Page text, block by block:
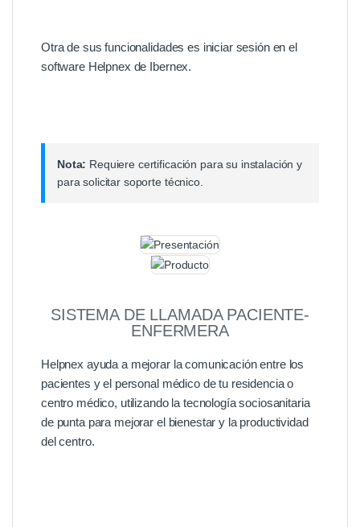
Otra de sus funcionalidades es iniciar sesión en el
software Helpnex de Ibernex.
Nota: Requiere certificación para su instalación y
para solicitar soporte técnico.
SISTEMA DE LLAMADA PACIENTE-
ENFERMERA
Helpnex ayuda a mejorar la comunicación entre los
pacientes y el personal médico de tu residencia o
centro médico, utilizando la tecnología sociosanitaria
de punta para mejorar el bienestar y la productividad
del centro.